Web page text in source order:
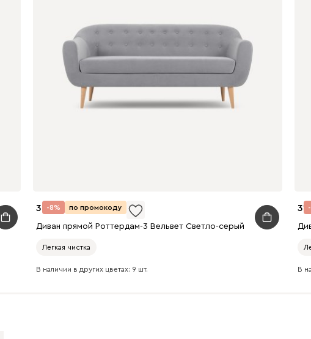
-8% по промокоду
37 990
Диван прямой Роттердам-3 Вельвет Светло-серый
Легкая чистка
В наличии в других цветах: 9 шт.
31
В